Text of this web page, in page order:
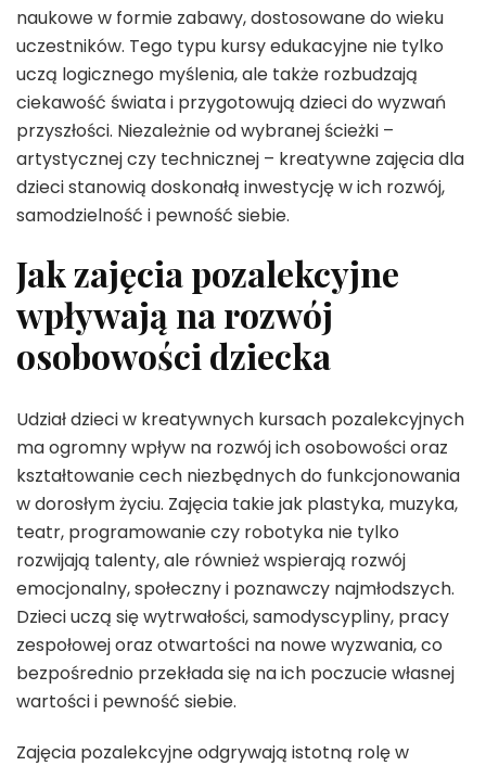
naukowe w formie zabawy, dostosowane do wieku
uczestników. Tego typu kursy edukacyjne nie tylko
uczą logicznego myślenia, ale także rozbudzają
ciekawość świata i przygotowują dzieci do wyzwań
przyszłości. Niezależnie od wybranej ścieżki –
artystycznej czy technicznej – kreatywne zajęcia dla
dzieci stanowią doskonałą inwestycję w ich rozwój,
samodzielność i pewność siebie.
Jak zajęcia pozalekcyjne
wpływają na rozwój
osobowości dziecka
Udział dzieci w kreatywnych kursach pozalekcyjnych
ma ogromny wpływ na rozwój ich osobowości oraz
kształtowanie cech niezbędnych do funkcjonowania
w dorosłym życiu. Zajęcia takie jak plastyka, muzyka,
teatr, programowanie czy robotyka nie tylko
rozwijają talenty, ale również wspierają rozwój
emocjonalny, społeczny i poznawczy najmłodszych.
Dzieci uczą się wytrwałości, samodyscypliny, pracy
zespołowej oraz otwartości na nowe wyzwania, co
bezpośrednio przekłada się na ich poczucie własnej
wartości i pewność siebie.
Zajęcia pozalekcyjne odgrywają istotną rolę w